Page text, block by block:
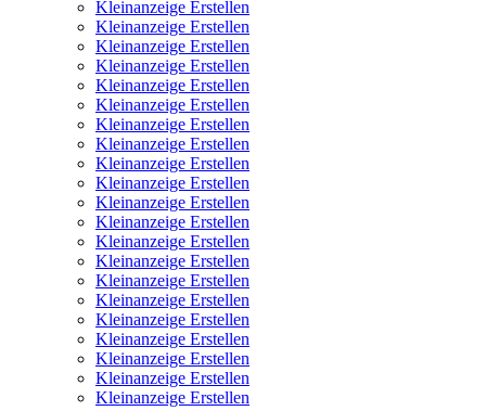
Kleinanzeige Erstellen
Kleinanzeige Erstellen
Kleinanzeige Erstellen
Kleinanzeige Erstellen
Kleinanzeige Erstellen
Kleinanzeige Erstellen
Kleinanzeige Erstellen
Kleinanzeige Erstellen
Kleinanzeige Erstellen
Kleinanzeige Erstellen
Kleinanzeige Erstellen
Kleinanzeige Erstellen
Kleinanzeige Erstellen
Kleinanzeige Erstellen
Kleinanzeige Erstellen
Kleinanzeige Erstellen
Kleinanzeige Erstellen
Kleinanzeige Erstellen
Kleinanzeige Erstellen
Kleinanzeige Erstellen
Kleinanzeige Erstellen